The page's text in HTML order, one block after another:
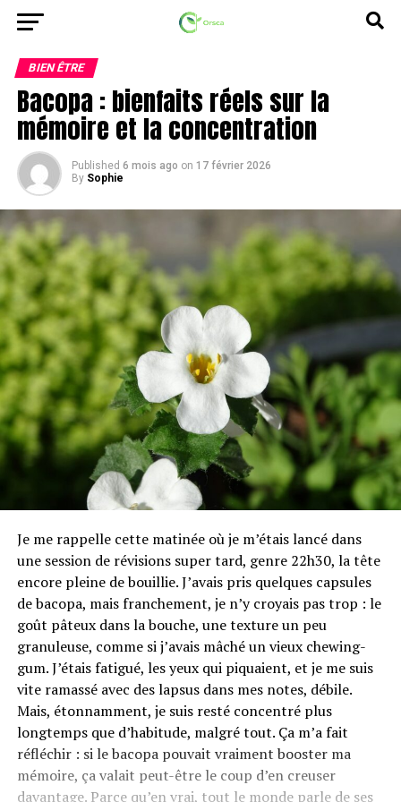
BIEN ÊTRE
Bacopa : bienfaits réels sur la
mémoire et la concentration
Published 6 mois ago on 17 février 2026
By Sophie
Je me rappelle cette matinée où je m’étais lancé dans
une session de révisions super tard, genre 22h30, la tête
encore pleine de bouillie. J’avais pris quelques capsules
de bacopa, mais franchement, je n’y croyais pas trop : le
goût pâteux dans la bouche, une texture un peu
granuleuse, comme si j’avais mâché un vieux chewing-
gum. J’étais fatigué, les yeux qui piquaient, et je me suis
vite ramassé avec des lapsus dans mes notes, débile.
Mais, étonnamment, je suis resté concentré plus
longtemps que d’habitude, malgré tout. Ça m’a fait
réfléchir : si le bacopa pouvait vraiment booster ma
mémoire, ça valait peut-être le coup d’en creuser
davantage. Parce qu’en vrai, tout le monde parle de ses